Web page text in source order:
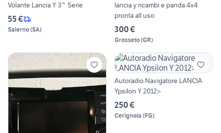
Volante Lancia Y 3^ Serie
55 €
Salerno(SA)
lancia y ricambi e panda 4x4
pronta all uso
300 €
Grosseto(GR)
Autoradio Navigatore LANCIA
Ypsilon Y 2012>
250 €
Cerignola (FG)